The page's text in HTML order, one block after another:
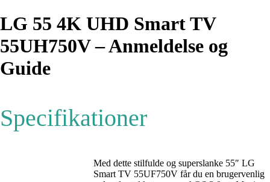
LG 55 4K UHD Smart TV
55UH750V – Anmeldelse og
Guide
Specifikationer
Med dette stilfulde og superslanke 55″ LG
Smart TV 55UF750V får du en brugervenlig